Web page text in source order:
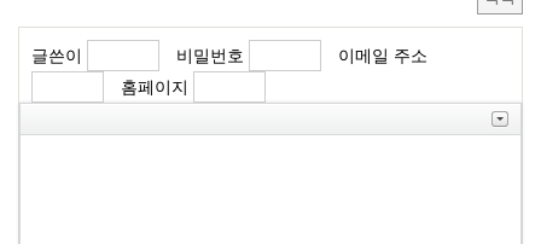
글쓴이 비밀번호
이메일 주소
홈페이지